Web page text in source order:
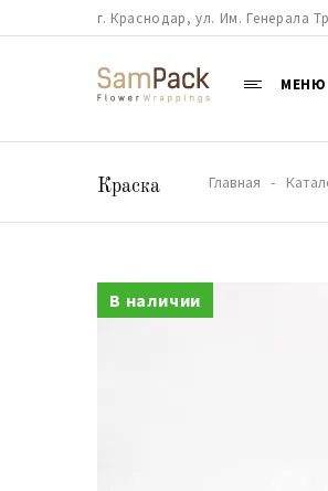
г. Краснодар, ул. Им. Генерала
МЕНЮ
Краска Главная
В наличии